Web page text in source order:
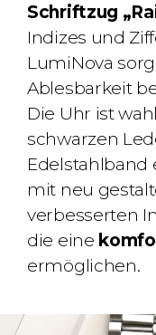
Schriftzug
Indizes und
LumiNova
Ablesbarkeit
Die Uhr ist
schwarzen
Edelstahlband
mit neu
verbesserten
die eine
ermöglichen.